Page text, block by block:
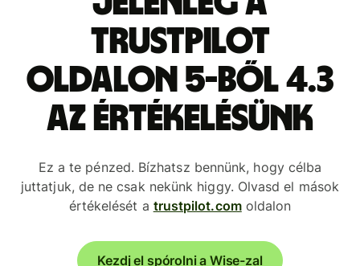
Trustpilot
oldalon 5-ből 4.3
az értékelésünk
Ez a te pénzed. Bízhatsz bennünk, hogy célba
juttatjuk, de ne csak nekünk higgy. Olvasd el mások
értékelését a trustpilot.comoldalon
Kezdj el spórolni a Wise-zal